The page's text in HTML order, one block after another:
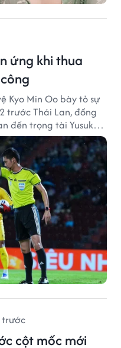
ứng khi thua
Kyo Min Oo bày tỏ sự
trước Thái Lan, đồng
đến trọng tài Yusuke
trước
cột mốc mới